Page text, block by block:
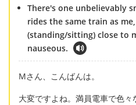
There's one unbelievably
rides the same train as
(standing/sitting) close to
nauseous.
Mさん、こんばんは。
大変ですよね。満員電車で色